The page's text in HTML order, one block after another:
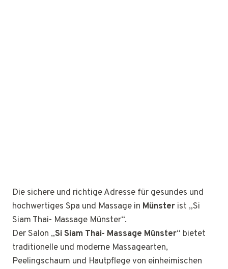
Die sichere und richtige Adresse für gesundes und
hochwertiges Spa und Massage in Münster ist „Si
Siam Thai- Massage Münster“.
Der Salon „Si Siam Thai- Massage Münster“ bietet
traditionelle und moderne Massagearten,
Peelingschaum und Hautpflege von einheimischen